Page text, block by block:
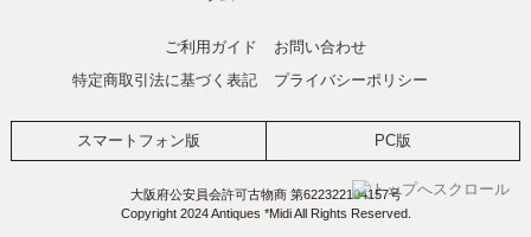
ご利用ガイド
お問い合わせ
特定商取引法に基づく表記
プライバシーポリシー
スマートフォン版 PC版
大阪府公安員会許可古物商 第622322104157号
Copyright 2024 Antiques *Midi All Rights Reserved.